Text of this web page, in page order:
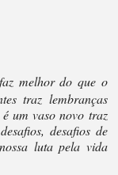
melhor do que o
traz lembranças
um vaso novo traz
desafios de
luta pela vida